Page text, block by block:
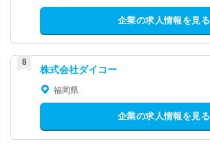
企業の求人情報を見る
株式会社ダイコー
福岡県
企業の求人情報を見る